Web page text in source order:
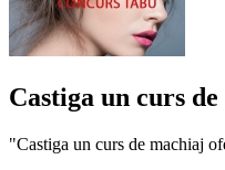
Castiga un curs
"Castiga un curs de machiaj